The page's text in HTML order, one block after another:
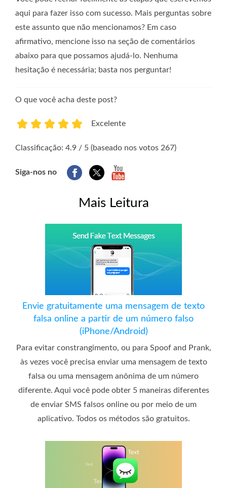
aqui para fazer isso com sucesso. Mais perguntas sobre
este assunto que não mencionamos? Em caso
afirmativo, mencione isso na seção de comentários
abaixo para que possamos ajudá-lo. Nenhuma
hesitação é necessária; basta nos perguntar!
O que você acha deste post?
Excelente
Classificação: 4.9 / 5 (baseado nos votos 267)
Siga-nos no
Mais Leitura
Envie gratuitamente uma mensagem de texto
falsa online a partir de um número falso
(iPhone/Android)
Para evitar constrangimento, ou para Spoof and Prank,
às vezes você precisa enviar uma mensagem de texto
falsa ou uma mensagem anônima de um número
diferente. Aqui você pode obter 5 maneiras diferentes
de enviar SMS falsos online ou por meio de um
aplicativo. Todos os métodos são gratuitos.